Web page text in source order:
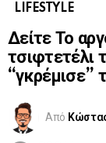
LIFESTYLE
Δείτε Το
τσιφτετέλι
“γκρέμισε”
Από